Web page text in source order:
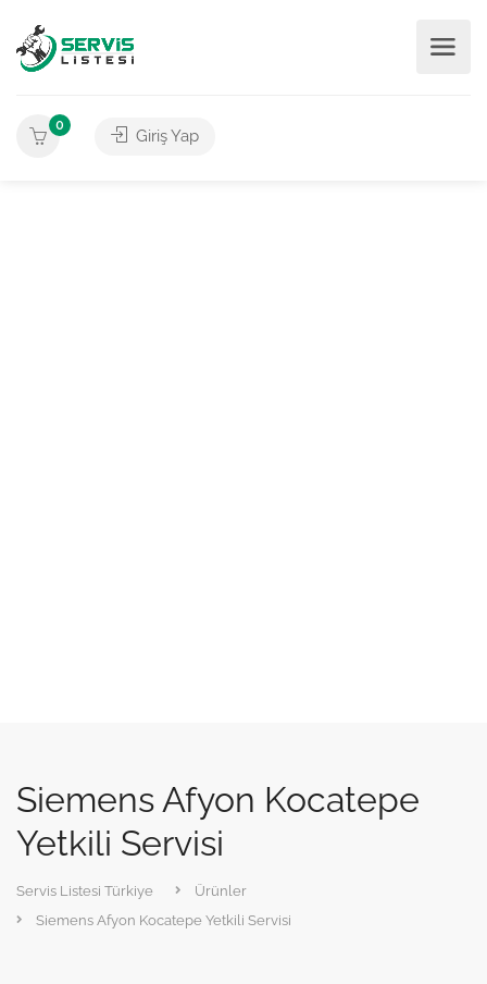
0
Giriş Yap
Siemens Afyon Kocatepe
Yetkili Servisi
Servis Listesi Türkiye
Ürünler
Siemens Afyon Kocatepe Yetkili Servisi